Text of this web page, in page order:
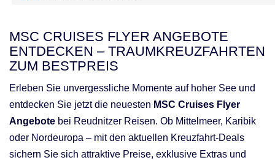
MSC CRUISES FLYER ANGEBOTE
ENTDECKEN – TRAUMKREUZFAHRTEN
ZUM BESTPREIS
Erleben Sie unvergessliche Momente auf hoher See und
entdecken Sie jetzt die neuesten MSC Cruises Flyer
Angebote bei Reudnitzer Reisen. Ob Mittelmeer, Karibik
oder Nordeuropa – mit den aktuellen Kreuzfahrt-Deals
sichern Sie sich attraktive Preise, exklusive Extras und